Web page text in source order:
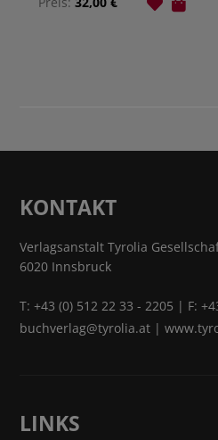
KONTAKT
Verlagsanstalt Tyrolia
6020 Innsbruck
T:+43 (0) 512 22 33 - 2205 | F:
buchverlag@tyrolia.at |
LINKS